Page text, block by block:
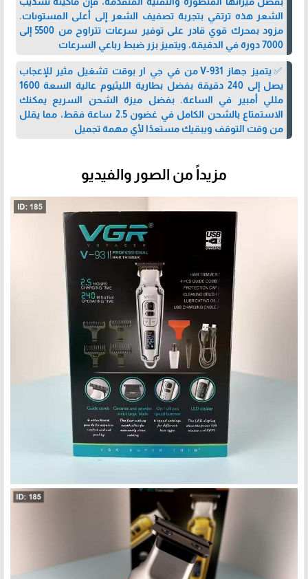
الشعر هذه ترتقي بتجربة تصفيف الشعر إلى أعلى المستوىات.
مزود بمحرك قوي قادر على توفير سرعات تتراوح من 5500 إلى
7000 دورة في الدقيقة، ويتميز بزر ضبط رباعي السرعات
✅يتميز جهاز V-931 من في جي ار بوقت تشغيل مثير للإعجاب
يصل إلى 240 دقيقة بفضل بطارية الليثيوم عالية السعة 1600
مللي أمبير في الساعة. بفضل ميزة الشحن السريع يمكنك
الاستمتاع بالشحن الكامل في غضون 2.5 ساعة فقط، مما يقلل
من وقت التوقف ويبقيك مستعدًا لأي مهمة تجميل
مزيداً من الصور والفيديو